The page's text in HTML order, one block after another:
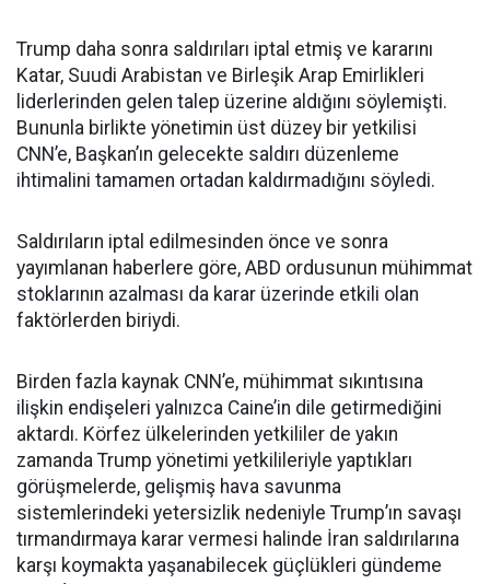
Trump daha sonra saldırıları iptal etmiş ve kararını
Katar, Suudi Arabistan ve Birleşik Arap Emirlikleri
liderlerinden gelen talep üzerine aldığını söylemişti.
Bununla birlikte yönetimin üst düzey bir yetkilisi
CNN’e, Başkan’ın gelecekte saldırı düzenleme
ihtimalini tamamen ortadan kaldırmadığını söyledi.
Saldırıların iptal edilmesinden önce ve sonra
yayımlanan haberlere göre, ABD ordusunun mühimmat
stoklarının azalması da karar üzerinde etkili olan
faktörlerden biriydi.
Birden fazla kaynak CNN’e, mühimmat sıkıntısına
ilişkin endişeleri yalnızca Caine’in dile getirmediğini
aktardı. Körfez ülkelerinden yetkililer de yakın
zamanda Trump yönetimi yetkilileriyle yaptıkları
görüşmelerde, gelişmiş hava savunma
sistemlerindeki yetersizlik nedeniyle Trump’ın savaşı
tırmandırmaya karar vermesi halinde İran saldırılarına
karşı koymakta yaşanabilecek güçlükleri gündeme